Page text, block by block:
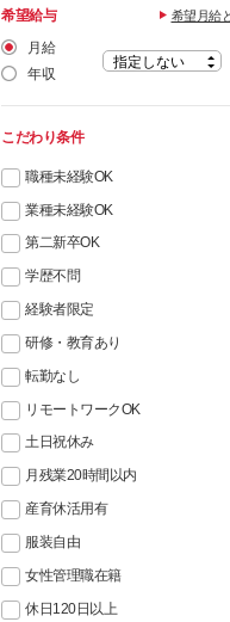
希望給与 希望月給
月給
年収
こだわり条件
職種未経験OK
業種未経験OK
第二新卒OK
学歴不問
経験者限定
研修・教育あり
転勤なし
リモートワークOK
土日祝休み
月残業20時間以内
産育休活用有
服装自由
女性管理職在籍
休日120日以上